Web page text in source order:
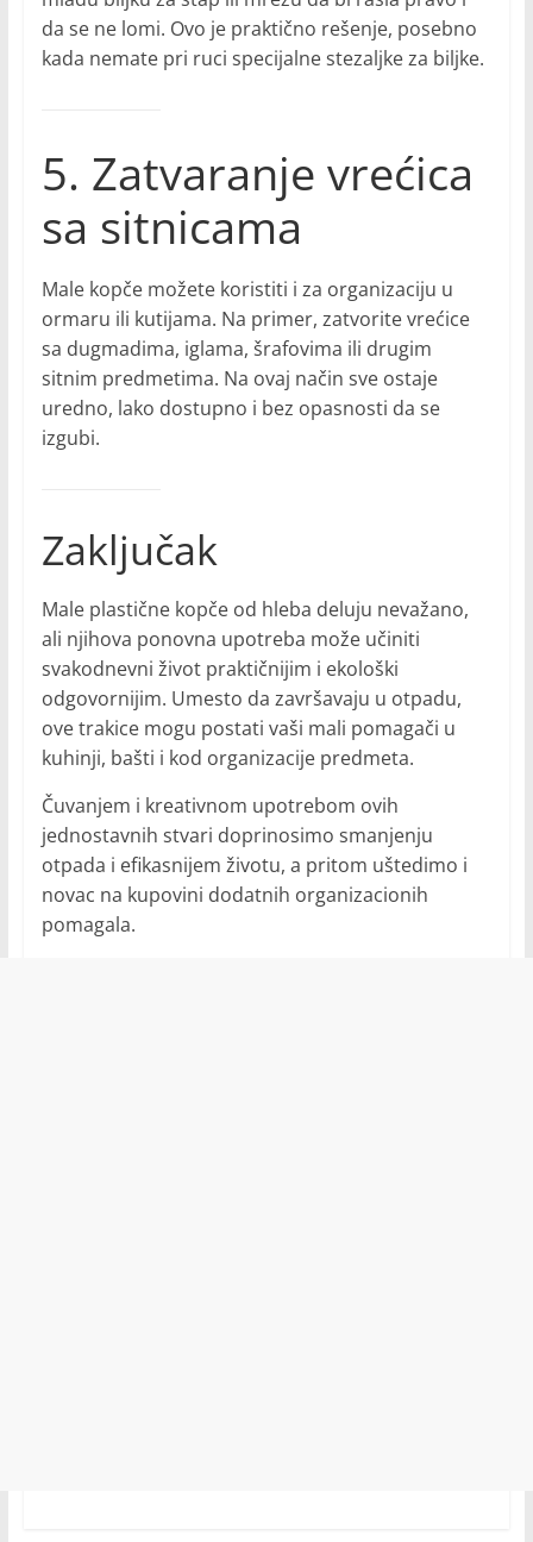
da se ne lomi. Ovo je praktično rešenje, posebno
kada nemate pri ruci specijalne stezaljke za biljke.
5. Zatvaranje vrećica
sa sitnicama
Male kopče možete koristiti i za organizaciju u
ormaru ili kutijama. Na primer, zatvorite vrećice
sa dugmadima, iglama, šrafovima ili drugim
sitnim predmetima. Na ovaj način sve ostaje
uredno, lako dostupno i bez opasnosti da se
izgubi.
Zaključak
Male plastične kopče od hleba deluju nevažano,
ali njihova ponovna upotreba može učiniti
svakodnevni život praktičnijim i ekološki
odgovornijim. Umesto da završavaju u otpadu,
ove trakice mogu postati vaši mali pomagači u
kuhinji, bašti i kod organizacije predmeta.
Čuvanjem i kreativnom upotrebom ovih
jednostavnih stvari doprinosimo smanjenju
otpada i efikasnijem životu, a pritom uštedimo i
novac na kupovini dodatnih organizacionih
pomagala.